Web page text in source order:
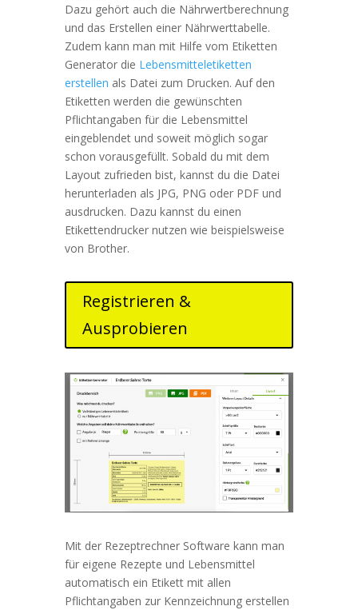
Dazu gehört auch die Nährwertberechnung
und das Erstellen einer Nährwerttabelle.
Zudem kann man mit Hilfe vom Etiketten
Generator die Lebensmitteletiketten
erstellen als Datei zum Drucken. Auf den
Etiketten werden die gewünschten
Pflichtangaben für die Lebensmittel
eingeblendet und soweit möglich sogar
schon vorausgefüllt. Sobald du mit dem
Layout zufrieden bist, kannst du die Datei
herunterladen als JPG, PNG oder PDF und
ausdrucken. Dazu kannst du einen
Etikettendrucker nutzen wie beispielsweise
von Brother.
Registrieren &
Ausprobieren
Mit der Rezeptrechner Software kann man
für eigene Rezepte und Lebensmittel
automatisch ein Etikett mit allen
Pflichtangaben zur Kennzeichnung erstellen